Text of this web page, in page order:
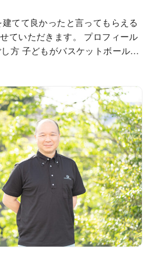
てて良かったと言ってもらえる
ていただきます。 プロフィール
方 子どもがバスケットボール部
に成長を感じられます。 子供た
るよ…